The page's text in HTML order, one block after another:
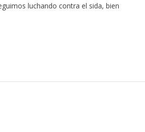
luchando contra el sida, bien